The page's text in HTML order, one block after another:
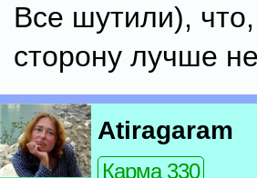
Все шутили), что,
сторону лучше
Atiragaram
Карма 330